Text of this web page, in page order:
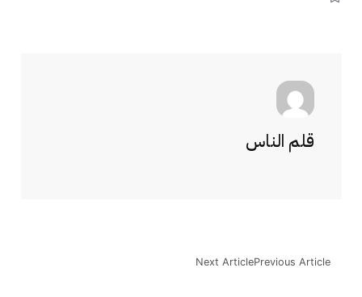
قلم الناس
Previous Article
Next Article